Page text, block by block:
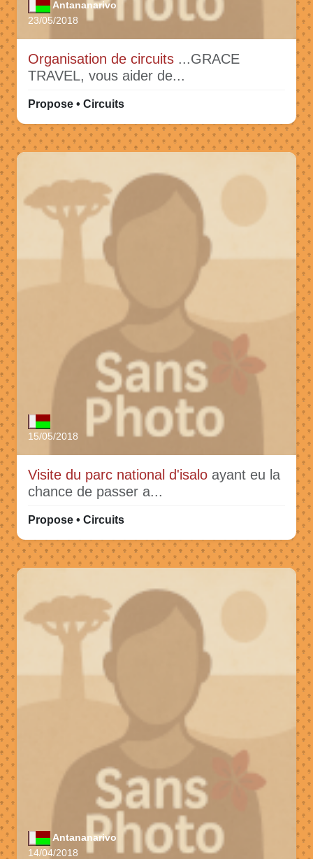
Antananarivo
23/05/2018
Organisation de circuits ...GRACE
TRAVEL, vous aider de...
Propose • Circuits
15/05/2018
Visite du parc national d'isalo ayant eu la
chance de passer a...
Propose • Circuits
Antananarivo
14/04/2018